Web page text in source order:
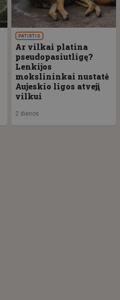
PATIRTIS
Ar vilkai platina
pseudopasiutligę?
Lenkijos
mokslininkai nustatė
Aujeskio ligos atvejį
vilkui
2 dienos